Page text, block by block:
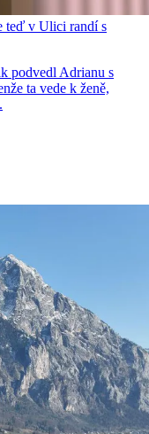
teď v Ulici randí s
podvedl Adrianu s
ta vede k ženě,